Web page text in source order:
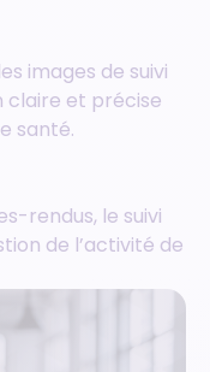
images de suivi
et précise
santé.
rendus, le suivi
de l’activité de